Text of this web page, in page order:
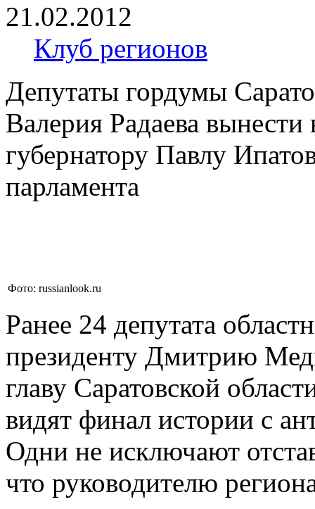
21.02.2012
Клуб регионов
Депутаты гордумы
Валерия Радаева
губернатору Павлу
парламента
Фото: russianlook.ru
Ранее 24 депутата
президенту Дмитрию
главу Саратовской
видят финал истории с
Одни не исключают
что руководителю